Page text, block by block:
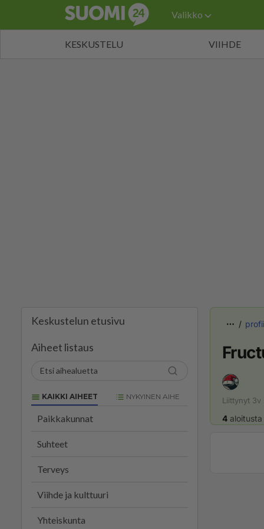
Valikko
KESKUSTELU VIIHDE
Keskustelun etusivu
Aiheet listaus
KAIKKI AIHEET NYKYINEN AIHE
Paikkakunnat
Suhteet
Terveys
Viihde ja kulttuuri
Yhteiskunta
Liittynyt 3v
4 aloitusta